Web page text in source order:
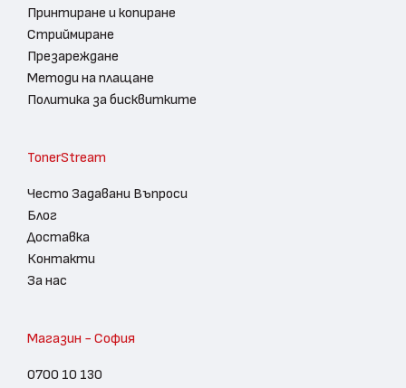
Принтиране и копиране
Стриймиране
Презареждане
Методи на плащане
Политика за бисквитките
TonerStream
Често Задавани Въпроси
Блог
Доставка
Контакти
За нас
Магазин - София
0700 10 130